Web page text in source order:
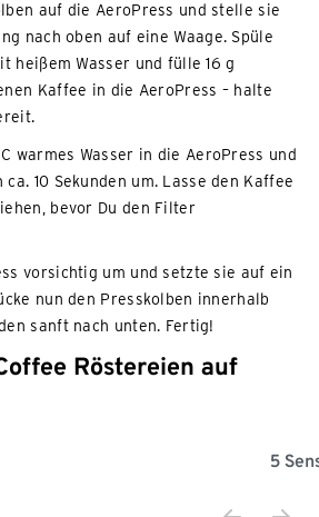
auf die AeroPress und stelle sie
nach oben auf eine Waage. Spüle
heißem Wasser und fülle 16 g
Kaffee in die AeroPress – halte
warmes Wasser in die AeroPress und
10 Sekunden um. Lasse den Kaffee
bevor Du den Filter
vorsichtig um und setzte sie auf ein
nun den Presskolben innerhalb
sanft nach unten. Fertig!
Röstereien auf
5